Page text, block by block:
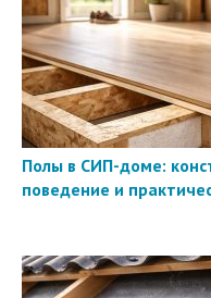
Полы в СИП-доме:
поведение и